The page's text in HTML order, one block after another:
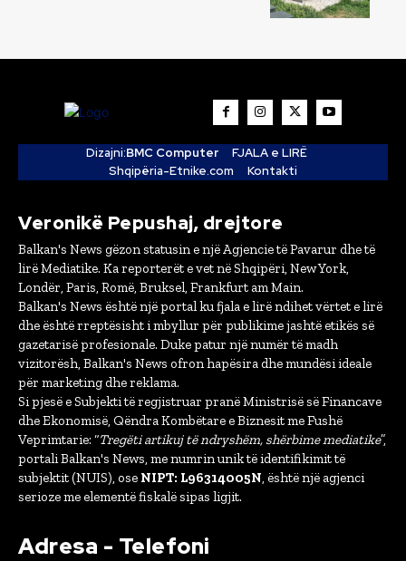
Dizajni:BMC Computer
FJALA e LIRË
Shqipëria-Etnike.com
Kontakti
Veronikë Pepushaj, drejtore
Balkan's News gëzon statusin e një Agjencie të Pavarur dhe të
lirë Mediatike. Ka reporterët e vet në Shqipëri, New York,
Londër, Paris, Romë, Bruksel, Frankfurt am Main.
Balkan's News është një portal ku fjala e lirë ndihet vërtet e lirë
dhe është rreptësisht i mbyllur për publikime jashtë etikës së
gazetarisë profesionale. Duke patur një numër të madh
vizitorësh, Balkan's News ofron hapësira dhe mundësi ideale
për marketing dhe reklama.
Si pjesë e Subjekti të regjistruar pranë Ministrisë së Financave
dhe Ekonomisë, Qëndra Kombëtare e Biznesit me Fushë
Veprimtarie: “Tregëti artikuj të ndryshëm, shërbime mediatike”,
portali Balkan's News, me numrin unik të identifikimit të
subjektit (NUIS), ose NIPT: L96314005N, është një agjenci
serioze me elementë fiskalë sipas ligjit.
Adresa - Telefoni